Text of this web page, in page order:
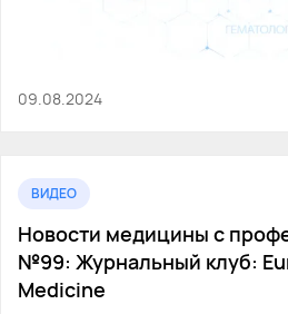
09.08.2024
ВИДЕО
Новости медицины с
№99: Журнальный клуб:
Medicine